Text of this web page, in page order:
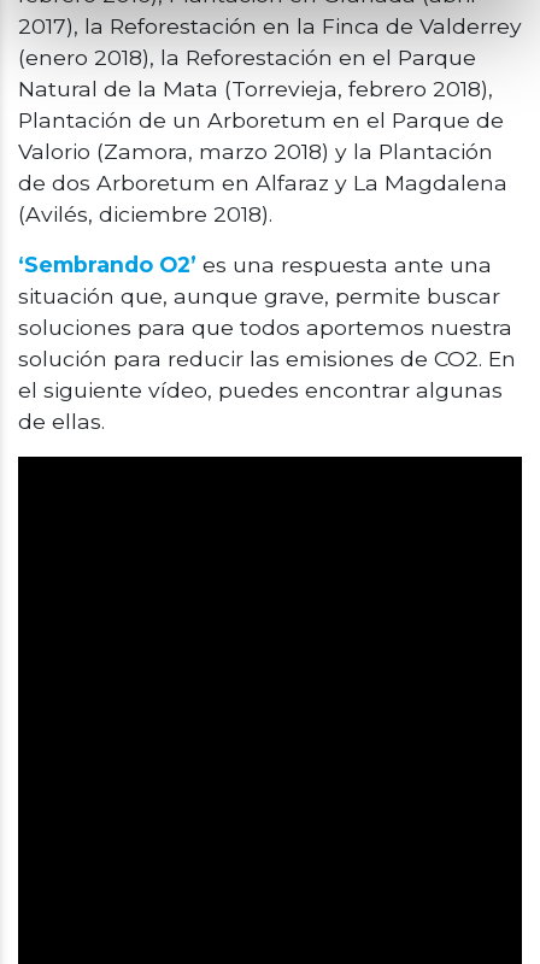
2017), la Reforestación en la Finca de Valderrey
(enero 2018), la Reforestación en el Parque
Natural de la Mata (Torrevieja, febrero 2018),
Plantación de un Arboretum en el Parque de
Valorio (Zamora, marzo 2018) y la Plantación
de dos Arboretum en Alfaraz y La Magdalena
(Avilés, diciembre 2018).
‘Sembrando O2’ es una respuesta ante una
situación que, aunque grave, permite buscar
soluciones para que todos aportemos nuestra
solución para reducir las emisiones de CO2. En
el siguiente vídeo, puedes encontrar algunas
de ellas.